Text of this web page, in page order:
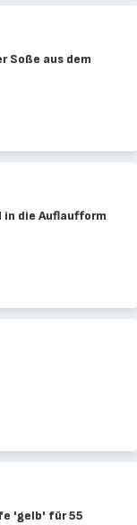
Soße aus dem
in die Auflaufform
'gelb' für 55